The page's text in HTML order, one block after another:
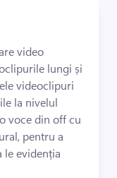
video
lungi și
videoclipuri
la nivelul
voce din off cu
pentru a
le evidenția